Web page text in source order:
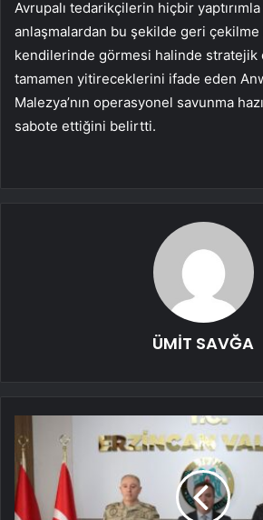
Avrupalı tedarikçilerin hiçbir yaptırımla
anlaşmalardan bu şekilde geri çekilme
kendilerinde görmesi halinde stratejik
tamamen yitireceklerini ifade eden
Malezya’nın operasyonel savunma
sabote ettiğini belirtti.
ÜMİT SAVĞA